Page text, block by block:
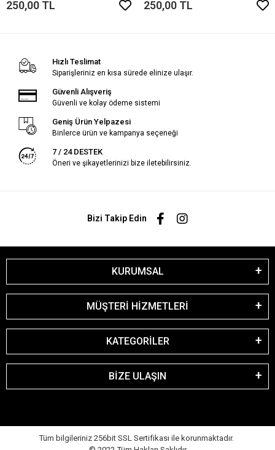
250,00 TL 250,00 TL
Hızlı Teslimat
Siparişleriniz en kısa sürede elinize ulaşır.
Güvenli Alışveriş
Güvenli ve kolay ödeme sistemi
Geniş Ürün Yelpazesi
Binlerce ürün ve kampanya seçeneği
7 / 24 DESTEK
Öneri ve şikayetlerinizi bize iletebilirsiniz.
Bizi Takip Edin
KURUMSAL
MÜŞTERİ HİZMETLERİ
KATEGORİLER
BİZE ULAŞIN
Tüm bilgileriniz 256bit SSL Sertifikası ile korunmaktadır.